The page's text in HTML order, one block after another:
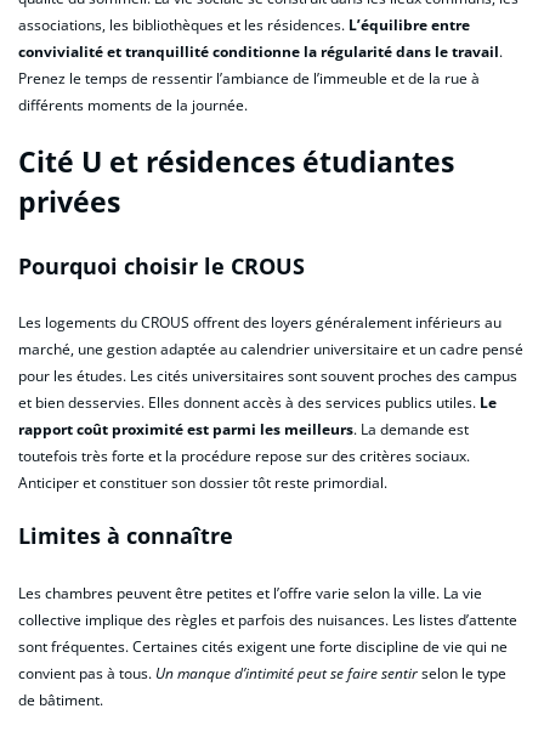
associations, les bibliothèques et les résidences. L’équilibre entre
convivialité et tranquillité conditionne la régularité dans le travail.
Prenez le temps de ressentir l’ambiance de l’immeuble et de la rue à
différents moments de la journée.
Cité U et résidences étudiantes
privées
Pourquoi choisir le CROUS
Les logements du CROUS offrent des loyers généralement inférieurs au
marché, une gestion adaptée au calendrier universitaire et un cadre pensé
pour les études. Les cités universitaires sont souvent proches des campus
et bien desservies. Elles donnent accès à des services publics utiles. Le
rapport coût proximité est parmi les meilleurs. La demande est
toutefois très forte et la procédure repose sur des critères sociaux.
Anticiper et constituer son dossier tôt reste primordial.
Limites à connaître
Les chambres peuvent être petites et l’offre varie selon la ville. La vie
collective implique des règles et parfois des nuisances. Les listes d’attente
sont fréquentes. Certaines cités exigent une forte discipline de vie qui ne
convient pas à tous. Un manque d’intimité peut se faire sentirselon le type
de bâtiment.